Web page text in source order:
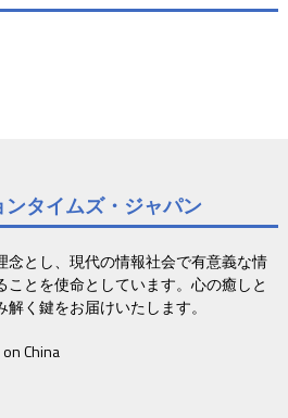
タイムズ・ジャパン
念とし、現代の情報社会で有意義な情
とを使命としています。心の癒しと
く鍵をお届けいたします。
China